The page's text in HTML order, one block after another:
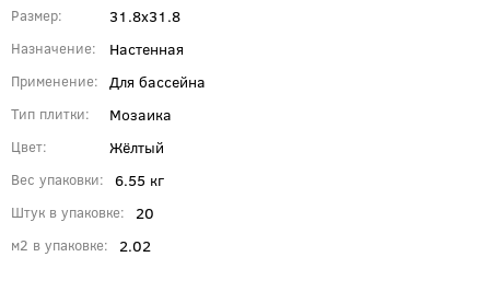
Размер 31.8x31.8
Назначение Настенная
Применение Для бассейна
Тип плитки Мозаика
Цвет Жёлтый
Вес упаковки 6.55 кг
Штук в упаковке 20
м2 в упаковке 2.02